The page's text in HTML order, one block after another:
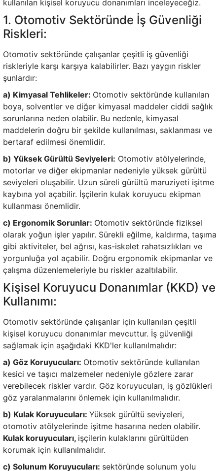
kullanılan kişisel koruyucu donanımları inceleyeceğiz.
1. Otomotiv Sektöründe İş Güvenliği
Riskleri:
Otomotiv sektöründe çalışanlar çeşitli iş güvenliği
riskleriyle karşı karşıya kalabilirler. Bazı yaygın riskler
şunlardır:
a) Kimyasal Tehlikeler: Otomotiv sektöründe kullanılan
boya, solventler ve diğer kimyasal maddeler ciddi sağlık
sorunlarına neden olabilir. Bu nedenle, kimyasal
maddelerin doğru bir şekilde kullanılması, saklanması ve
bertaraf edilmesi önemlidir.
b) Yüksek Gürültü Seviyeleri: Otomotiv atölyelerinde,
motorlar ve diğer ekipmanlar nedeniyle yüksek gürültü
seviyeleri oluşabilir. Uzun süreli gürültü maruziyeti işitme
kaybına yol açabilir. İşçilerin kulak koruyucu ekipman
kullanması önemlidir.
c) Ergonomik Sorunlar: Otomotiv sektöründe fiziksel
olarak yoğun işler yapılır. Sürekli eğilme, kaldırma, taşıma
gibi aktiviteler, bel ağrısı, kas-iskelet rahatsızlıkları ve
yorgunluğa yol açabilir. Doğru ergonomik ekipmanlar ve
çalışma düzenlemeleriyle bu riskler azaltılabilir.
Kişisel Koruyucu Donanımlar (KKD) ve
Kullanımı:
Otomotiv sektöründe çalışanlar için kullanılan çeşitli
kişisel koruyucu donanımlar mevcuttur. İş güvenliği
sağlamak için aşağıdaki KKD'ler kullanılmalıdır:
a) Göz Koruyucuları: Otomotiv sektöründe kullanılan
kesici ve taşıcı malzemeler nedeniyle gözlere zarar
verebilecek riskler vardır. Göz koruyucuları, iş gözlükleri
göz yaralanmalarını önlemek için kullanılmalıdır.
b) Kulak Koruyucuları: Yüksek gürültü seviyeleri,
otomotiv atölyelerinde işitme hasarına neden olabilir.
Kulak koruyucuları, işçilerin kulaklarını gürültüden
korumak için kullanılmalıdır.
c) Solunum Koruyucuları: sektöründe solunum yolu